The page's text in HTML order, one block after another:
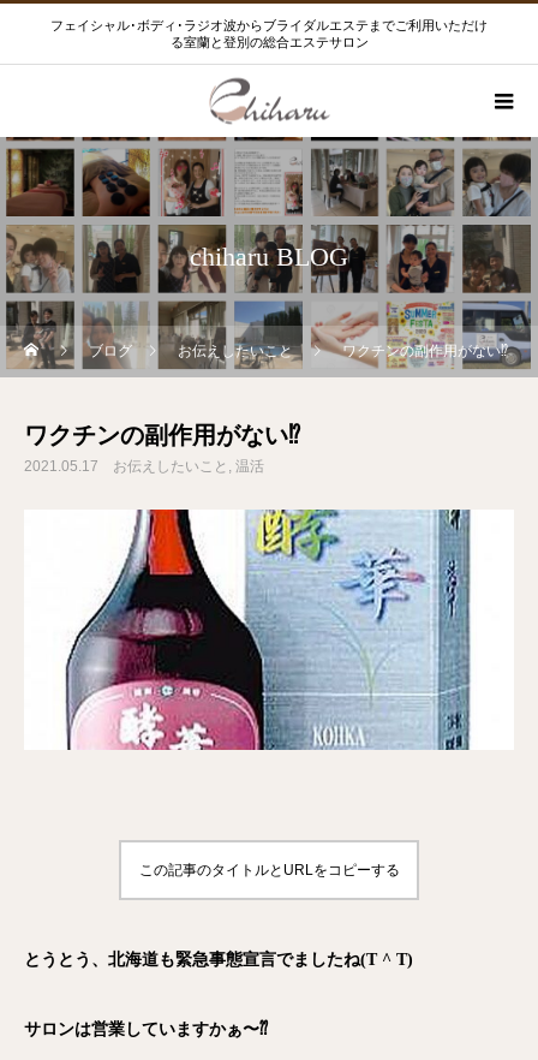
フェイシャル･ボディ･ラジオ波からブライダルエステまでご利用いただけ
る室蘭と登別の総合エステサロン
chiharu BLOG
ブログ お伝えしたいこと ワクチンの副作用がない⁉️
ワクチンの副作用がない⁉️
2021.05.17 お伝えしたいこと 温活
この記事のタイトルとURLをコピーする
とうとう、北海道も緊急事態宣言でましたね(T ^ T)
サロンは営業していますかぁ〜⁇